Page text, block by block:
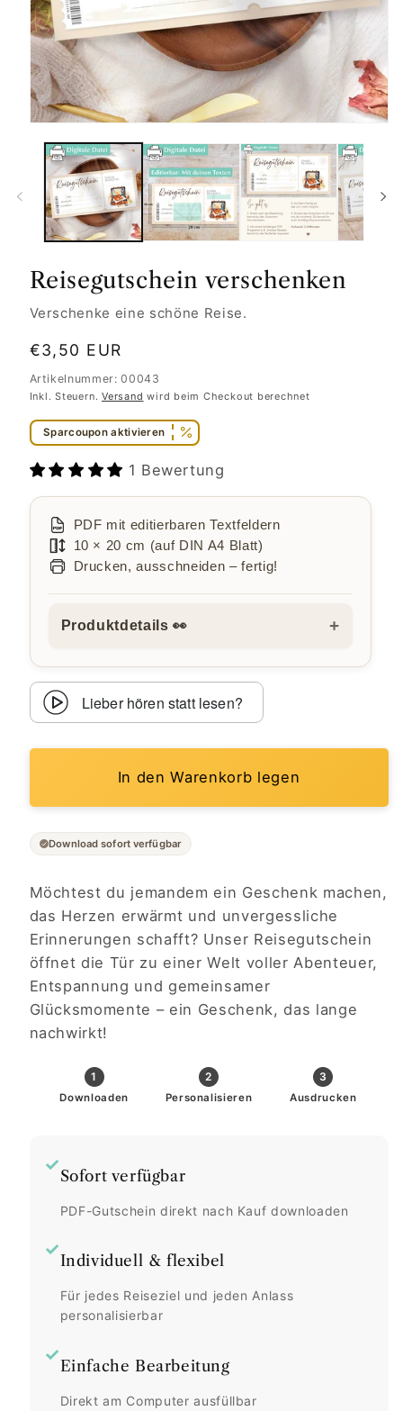
Reisegutschein verschenken
Verschenke eine schöne Reise.
Normaler
Preis
€3,50 EUR
Artikelnummer: 00043
Inkl. Steuern.Versand wird beim Checkout berechnet
Sparcoupon aktivieren
1 Bewertung
PDF mit editierbaren Textfeldern
10 × 20 cm (auf DIN A4 Blatt)
Drucken, ausschneiden – fertig!
Produktdetails 👀 +
Lieber hören statt lesen?
In den Warenkorb legen
Download sofort verfügbar
Möchtest du jemandem ein Geschenk machen,
das Herzen erwärmt und unvergessliche
Erinnerungen schafft? Unser Reisegutschein
öffnet die Tür zu einer Welt voller Abenteuer,
Entspannung und gemeinsamer
Glücksmomente – ein Geschenk, das lange
nachwirkt!
1
Downloaden
2
Personalisieren
3
Ausdrucken
✓
Sofort verfügbar
PDF-Gutschein direkt nach Kauf downloaden
✓
Individuell & flexibel
Für jedes Reiseziel und jeden Anlass
personalisierbar
✓
Einfache Bearbeitung
Direkt am Computer ausfüllbar